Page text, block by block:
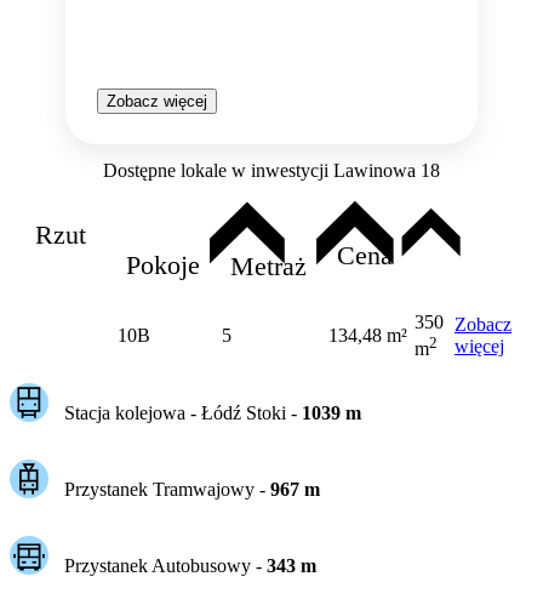
Zobacz więcej
Dostępne lokale w inwestycji Lawinowa 18
Rzut
Pokoje
Metraż Cena
10B 5 134,48 m²
350
m2
Zobacz
więcej
Stacja kolejowa - Łódź Stoki - 1039m
Przystanek Tramwajowy - 967m
Przystanek Autobusowy - 343m